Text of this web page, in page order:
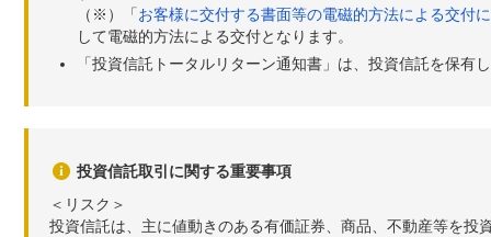
（※）「お客様に交付する書面等の電磁的方法による交付
して電磁的方法による交付となります。
「投資信託トータルリターン通知書」は、投資信託を保有
投資信託取引に関する重要事項
＜リスク＞
投資信託は、主に値動きのある有価証券、商品、不動産等を